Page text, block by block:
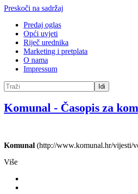
Preskoči na sadržaj
Predaj oglas
Opći uvjeti
Riječ urednika
Marketing i pretplata
O nama
Impressum
Idi
Komunal - Časopis za
Komunal (http://www.komunal.hr/vijesti/
Više